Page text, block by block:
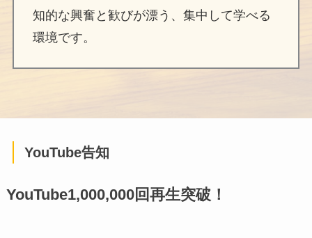
知的な興奮と歓びが漂う、集中して学べる
環境です。
YouTube告知
YouTube1,000,000回再生突破！